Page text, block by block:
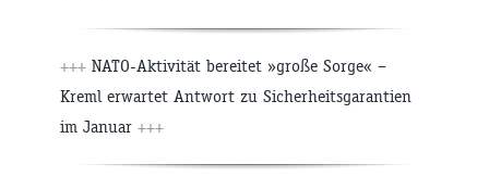
+++ NATO-Aktivität bereitet »große Sorge« –
Kreml erwartet Antwort zu Sicherheitsgarantien
im Januar +++